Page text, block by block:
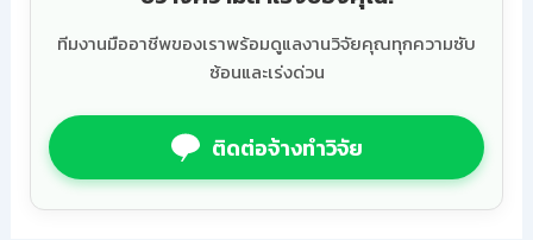
ทีมงานมืออาชีพของเราพร้อมดูแลงานวิจัยคุณทุกความซับ
ซ้อนและเร่งด่วน
ติดต่อจ้างทำวิจัย